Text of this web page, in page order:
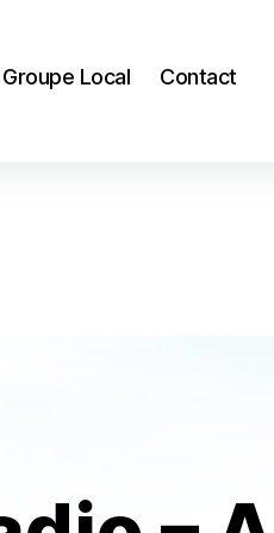
Groupe Local Contact